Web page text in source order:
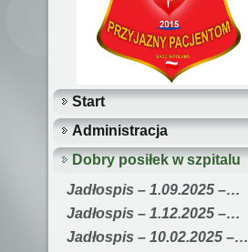
Start
Administracja
Dobry posiłek w szpitalu
Jadłospis – 1.09.2025 –…
Jadłospis – 1.12.2025 –…
Jadłospis – 10.02.2025 –…